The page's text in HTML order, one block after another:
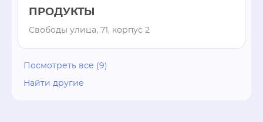
ПРОДУКТЫ
Свободы улица, 71, корпус 2
Посмотреть все (9)
Найти другие